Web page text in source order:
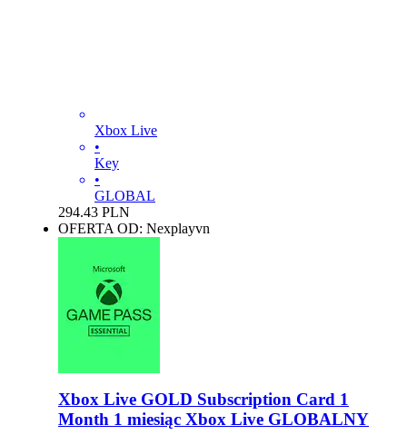
Xbox Live
•
Key
•
GLOBAL
294.43 PLN
OFERTA OD: Nexplayvn
Xbox Live GOLD Subscription Card 1
Month 1 miesiąc Xbox Live GLOBALNY